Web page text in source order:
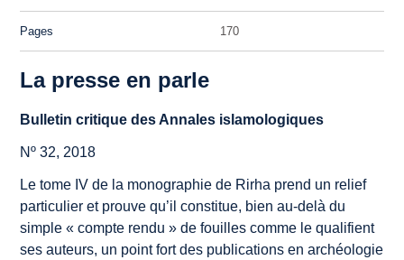
Pages 170
La presse en parle
Bulletin critique des Annales islamologiques
Nº 32, 2018
Le tome IV de la monographie de Rirha prend un relief
particulier et prouve qu’il constitue, bien au-delà du
simple « compte rendu » de fouilles comme le qualifient
ses auteurs, un point fort des publications en archéologie